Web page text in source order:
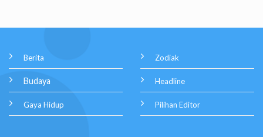
Berita
Budaya
Gaya Hidup
Zodiak
Headline
Pilihan Editor